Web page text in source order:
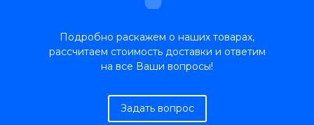
Подробно раскажем о наших товарах,
рассчитаем стоимость доставки и ответим
на все Ваши вопросы!
Задать вопрос